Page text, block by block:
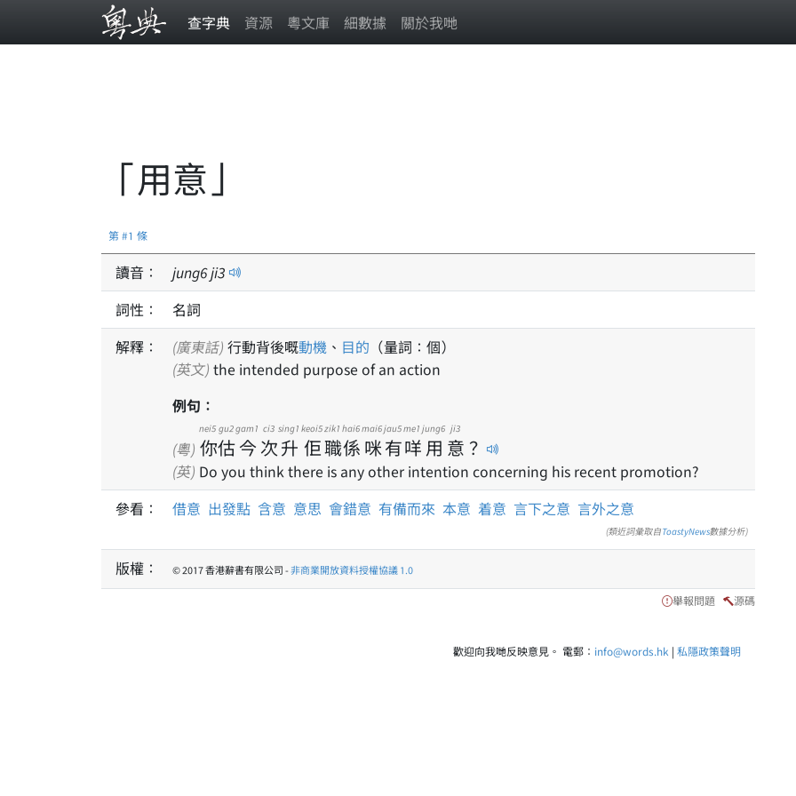
查字典 資源 粵文庫 細數據 關於我哋
「用意」
第 #1 條
讀音： jung6ji3
詞性：
名詞
解釋：
(廣東話) 行動背後嘅動機 、 目的 （量詞：個）
(英文) the intended purpose of an action
例句：
(粵) 你
nei5
估
gu2
今
gam1
次
ci3
升
sing1
佢
keoi5
職
zik1
係
hai6
咪
mai6
有
jau5
咩
me1
用
jung6
意
ji3
？
(英) Do you think there is any other intention concerning his recent promotion?
參看：
借意 出發點 含意 意思 會錯意 有備而來 本意 着意 言下之意 言外之意
(類近詞彙取自ToastyNews數據分析)
版權： © 2017 香港辭書有限公司 -非商業開放資料授權協議 1.0
舉報問題 源碼
歡迎向我哋反映意見。 電郵： info@words.hk | 私隱政策聲明